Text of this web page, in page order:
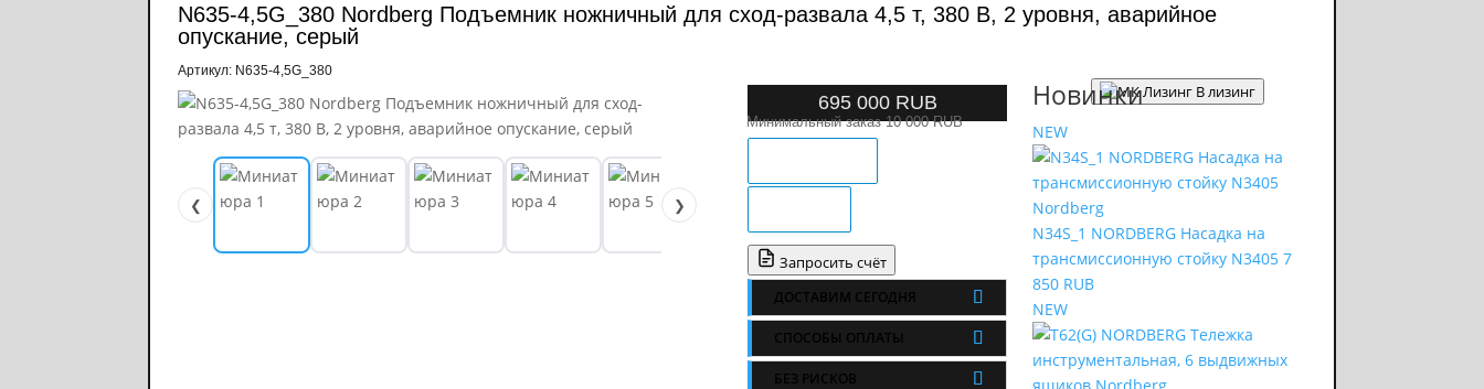
N635-4,5G_380 Nordberg Подъемник ножничный для сход-развала 4,5 т, 380 В, 2 уровня, аварийное
опускание, серый
Артикул: N635-4,5G_380
❮ ❯
695 000 RUB
Минимальный заказ 10 000 RUB
Запросить счёт
ДОСТАВИМ СЕГОДНЯ
СПОСОБЫ ОПЛАТЫ
БЕЗ РИСКОВ
В лизинг
Новинки
NEW
N34S_1 NORDBERG Насадка на
трансмиссионную стойку N3405 7
850 RUB
NEW